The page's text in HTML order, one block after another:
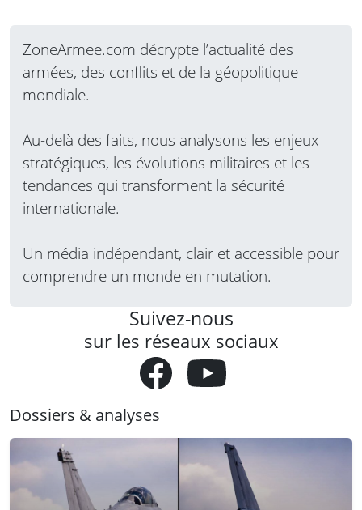
ZoneArmee.com décrypte l’actualité des
armées, des conflits et de la géopolitique
mondiale.
Au-delà des faits, nous analysons les enjeux
stratégiques, les évolutions militaires et les
tendances qui transforment la sécurité
internationale.
Un média indépendant, clair et accessible pour
comprendre un monde en mutation.
Suivez-nous
sur les réseaux sociaux
Dossiers & analyses